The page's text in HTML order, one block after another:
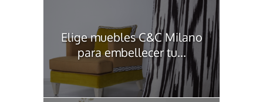
Elige muebles C&C Milano
para embellecer tu...